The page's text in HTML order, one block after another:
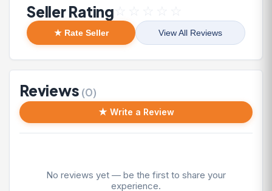
Seller Rating ☆ ☆ ☆ ☆ ☆
★ Rate Seller View All Reviews
Reviews (0)
★ Write a Review
No reviews yet — be the first to share your
experience.